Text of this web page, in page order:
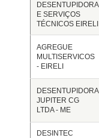
DESENTUPIDORA
E SERVIÇOS
TÉCNICOS EIRELI
AGREGUE
MULTISERVICOS
- EIRELI
DESENTUPIDORA
JUPITER CG
LTDA - ME
DESINTEC